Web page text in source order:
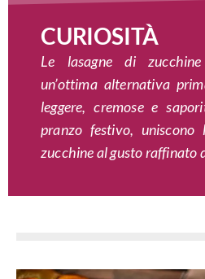
CURIOSITÀ
Le lasagne di
un’ottima alternativa
leggere, cremose e
pranzo festivo, uniscono
zucchine al gusto raffinato